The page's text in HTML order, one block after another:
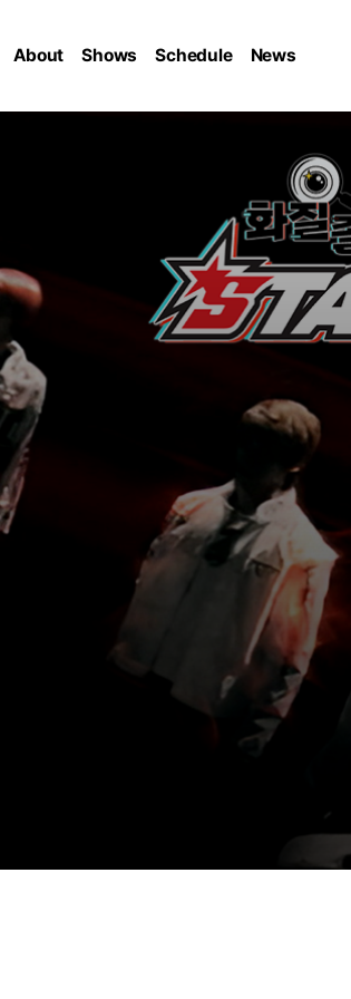
About Shows Schedule News